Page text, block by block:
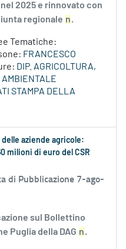
2025 e rinnovato con
regionale n.
Tematiche:
FRANCESCO
DIP. AGRICOLTURA,
AMBIENTALE
STAMPA DELLA
aziende agricole:
milioni di euro del CSR
di Pubblicazione 7-ago-
sul Bollettino
Puglia della DAG n.